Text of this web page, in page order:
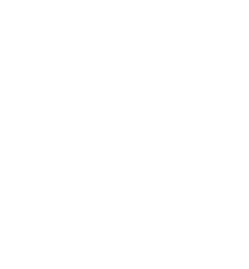
ini, OMS tidak lagi hanya bergantung pada
program berskala lebih besar dan
konsep dasar blended finance, tetapi juga
yang semakin relevan untuk
yang bertanggung jawab secara sosial,